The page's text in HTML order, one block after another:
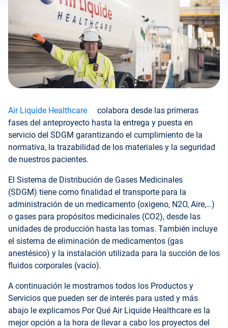
Air Liquide Healthcare
colabora desde las primeras
fases del anteproyecto hasta la entrega y puesta en
servicio del SDGM garantizando el cumplimiento de la
normativa, la trazabilidad de los materiales y la seguridad
de nuestros pacientes.
El Sistema de Distribución de Gases Medicinales
(SDGM) tiene como finalidad el transporte para la
administración de un medicamento (oxigeno, N2O, Aire,…)
o gases para propósitos medicinales (CO2), desde las
unidades de producción hasta las tomas. También incluye
el sistema de eliminación de medicamentos (gas
anestésico) y la instalación utilizada para la succión de los
fluidos corporales (vacío).
A continuación le mostramos todos los Productos y
Servicios que pueden ser de interés para usted y más
abajo le explicamos Por Qué Air Liquide Healthcare es la
mejor opción a la hora de llevar a cabo los proyectos del